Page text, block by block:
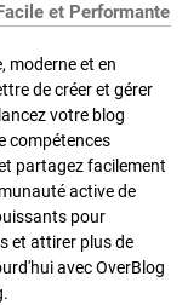
et Performante
moderne et en
de créer et gérer
votre blog
compétences
partagez facilement
active de
pour
et attirer plus de
avec OverBlog